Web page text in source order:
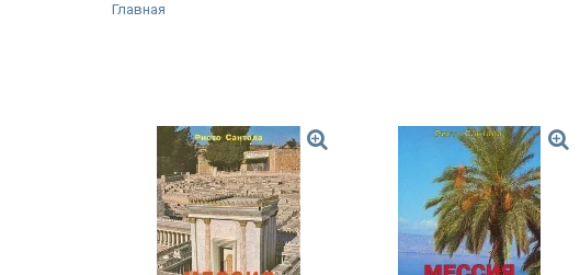
Главная